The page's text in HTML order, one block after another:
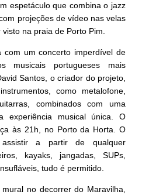
espetáculo que combina o jazz
projeções de vídeo nas velas
na praia de Porto Pim.
um concerto imperdível de
musicais portugueses mais
Santos, o criador do projeto,
como metalofone,
combinados com uma
experiência musical única. O
às 21h, no Porto da Horta. O
a partir de qualquer
kayaks, jangadas, SUPs,
tudo é permitido.
no decorrer do Maravilha,